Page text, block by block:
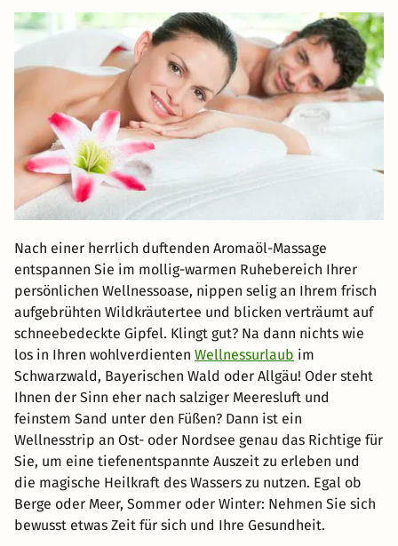
Nach einer herrlich duftenden Aromaöl-Massage
entspannen Sie im mollig-warmen Ruhebereich Ihrer
persönlichen Wellnessoase, nippen selig an Ihrem frisch
aufgebrühten Wildkräutertee und blicken verträumt auf
schneebedeckte Gipfel. Klingt gut? Na dann nichts wie
los in Ihren wohlverdienten Wellnessurlaub im
Schwarzwald, Bayerischen Wald oder Allgäu! Oder steht
Ihnen der Sinn eher nach salziger Meeresluft und
feinstem Sand unter den Füßen? Dann ist ein
Wellnesstrip an Ost- oder Nordsee genau das Richtige für
Sie, um eine tiefenentspannte Auszeit zu erleben und
die magische Heilkraft des Wassers zu nutzen. Egal ob
Berge oder Meer, Sommer oder Winter: Nehmen Sie sich
bewusst etwas Zeit für sich und Ihre Gesundheit.